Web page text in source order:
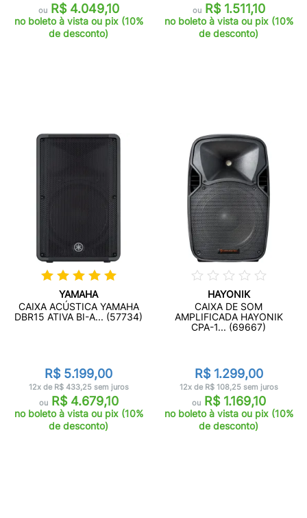
ouR$ 4.049,10
no boleto à vista ou pix (10%
de desconto)
ouR$ 1.511,10
no boleto à vista ou pix (10%
de desconto)
YAMAHA
CAIXA ACÚSTICA YAMAHA
DBR15 ATIVA BI-A... (57734)
R$ 5.199,00
12x de R$ 433,25 sem juros
ouR$ 4.679,10
no boleto à vista ou pix (10%
de desconto)
HAYONIK
CAIXA DE SOM
AMPLIFICADA HAYONIK
CPA-1... (69667)
R$ 1.299,00
12x de R$ 108,25 sem juros
ouR$ 1.169,10
no boleto à vista ou pix (10%
de desconto)